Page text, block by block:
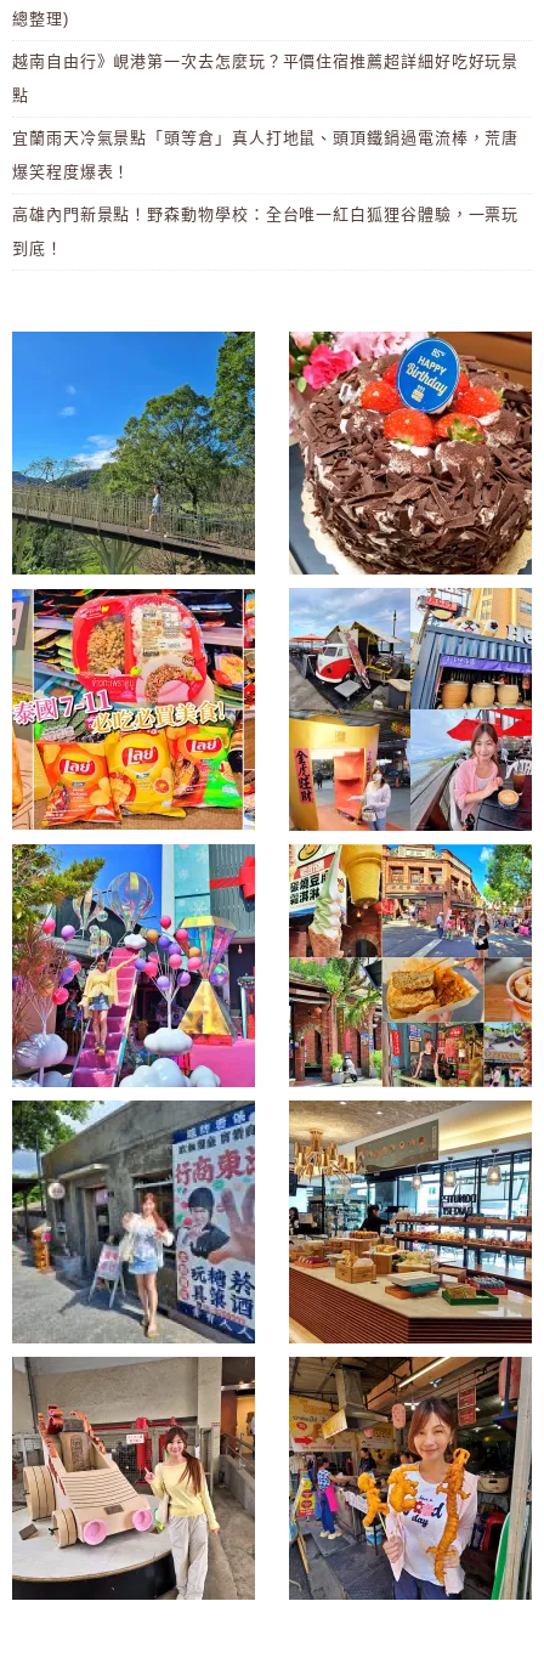
總整理)
越南自由行》峴港第一次去怎麼玩？平價住宿推薦超詳細好吃好玩景
點
宜蘭雨天冷氣景點「頭等倉」真人打地鼠、頭頂鐵鍋過電流棒，荒唐
爆笑程度爆表！
高雄內門新景點！野森動物學校：全台唯一紅白狐狸谷體驗，一票玩
到底！